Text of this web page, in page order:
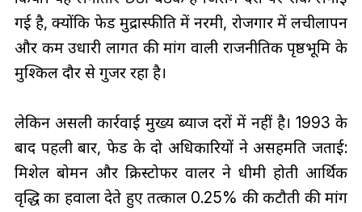
गई है, क्योंकि फेड मुद्रास्फीति में नरमी, रोजगार में लचीलापन
और कम उधारी लागत की मांग वाली राजनीतिक पृष्ठभूमि के
मुश्किल दौर से गुजर रहा है।
लेकिन असली कार्रवाई मुख्य ब्याज दरों में नहीं है। 1993 के
बाद पहली बार, फेड के दो अधिकारियों ने असहमति जताई:
मिशेल बोमन और क्रिस्टोफर वालर ने धीमी होती आर्थिक
वृद्धि का हवाला देते हुए तत्काल 0.25% की कटौती की मांग